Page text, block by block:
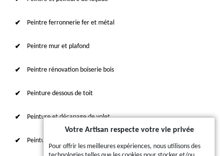
Peintre ferronnerie fer et métal
Peintre mur et plafond
Peintre rénovation boiserie bois
Peinture dessous de toit
Peinture et décapage de volet
Peinture sur tuile et toiture
Votre Artisan respecte votre vie privée
Pour offrir les meilleures expériences, nous utilisons des